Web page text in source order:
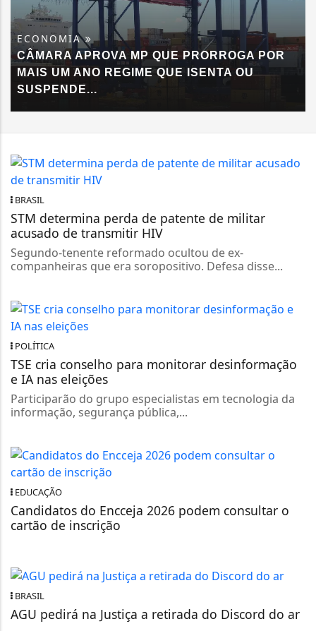
ECONOMIA
CÂMARA APROVA MP QUE PRORROGA POR
MAIS UM ANO REGIME QUE ISENTA OU
SUSPENDE...
BRASIL
STM determina perda de patente de militar
acusado de transmitir HIV
Segundo-tenente reformado ocultou de ex-
companheiras que era soropositivo. Defesa disse...
POLÍTICA
TSE cria conselho para monitorar desinformação
e IA nas eleições
Participarão do grupo especialistas em tecnologia da
informação, segurança pública,...
EDUCAÇÃO
Candidatos do Encceja 2026 podem consultar o
cartão de inscrição
BRASIL
AGU pedirá na Justiça a retirada do Discord do ar